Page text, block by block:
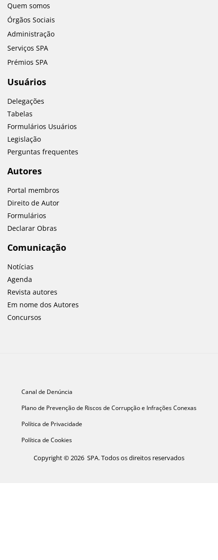
Quem somos
Órgãos Sociais
Administração
Serviços SPA
Prémios SPA
Usuários
Delegações
Tabelas
Formulários Usuários
Legislação
Perguntas frequentes
Autores
Portal membros
Direito de Autor
Formulários
Declarar Obras
Comunicação
Notícias
Agenda
Revista autores
Em nome dos Autores
Concursos
Canal de Denúncia
Plano de Prevenção de Riscos de Corrupção e Infrações Conexas
Política de Privacidade
Política de Cookies
Copyright © 2026 SPA. Todos os direitos reservados